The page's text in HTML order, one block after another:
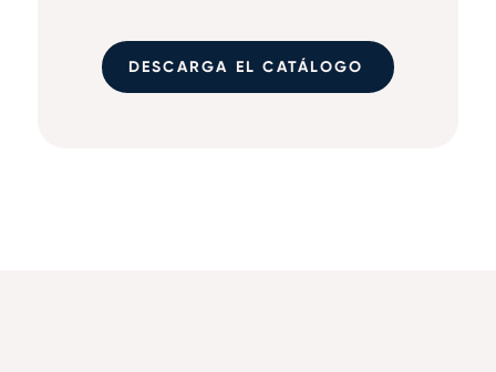
DESCARGA EL CATÁLOGO